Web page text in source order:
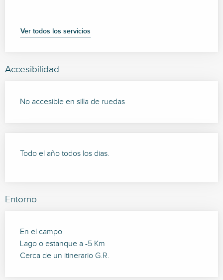
Ver todos los servicios
Accesibilidad
No accesible en silla de ruedas
Todo el año todos los dias.
Entorno
En el campo
Lago o estanque a -5 Km
Cerca de un itinerario G.R.